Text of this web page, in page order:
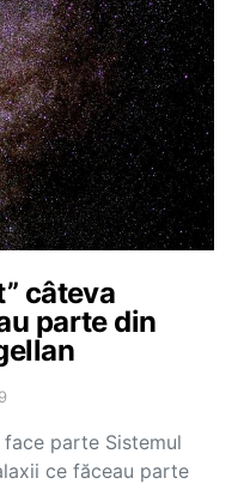
câteva
parte din
parte Sistemul
ce făceau parte